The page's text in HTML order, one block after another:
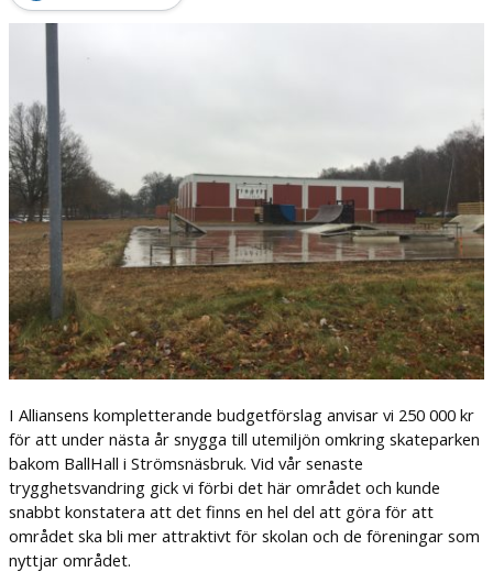
PÅ GÅNG
KONTAKTA OSS
I Alliansens kompletterande budgetförslag anvisar vi 250 000 kr
för att under nästa år snygga till utemiljön omkring skateparken
bakom BallHall i Strömsnäsbruk. Vid vår senaste
trygghetsvandring gick vi förbi det här området och kunde
snabbt konstatera att det finns en hel del att göra för att
området ska bli mer attraktivt för skolan och de föreningar som
nyttjar området.